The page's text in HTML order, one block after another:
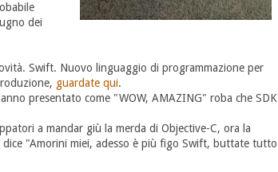
dei
Swift. Nuovo linguaggio di programmazione per
guardate qui.
presentato come "WOW, AMAZING" roba che SDK
a mandar giù la merda di Objective-C, ora la
dice "Amorini miei, adesso è più figo Swift, buttate tutto